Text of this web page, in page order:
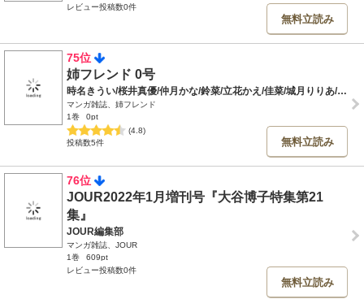
レビュー投稿数0件
無料立読み
75位
姉フレンド 0号
時名きうい/桜井真優/仲月かな/鈴菜/立花かえ/佳菜/城月りりあ/藤代香澄/桐島りら/砂塚旬/桃生有希/ひさわゆみ/清野静流
マンガ雑誌、姉フレンド
1巻
0pt
(4.8)
投稿数5件
無料立読み
76位
JOUR2022年1月増刊号『大谷博子特集第21
集』
JOUR編集部
マンガ雑誌、JOUR
1巻
609pt
レビュー投稿数0件
無料立読み